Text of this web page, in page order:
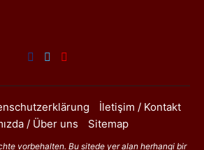
İletişim / Kontakt
/ Über uns
Sitemap
vorbehalten. Bu sitede yer alan herhangi bir